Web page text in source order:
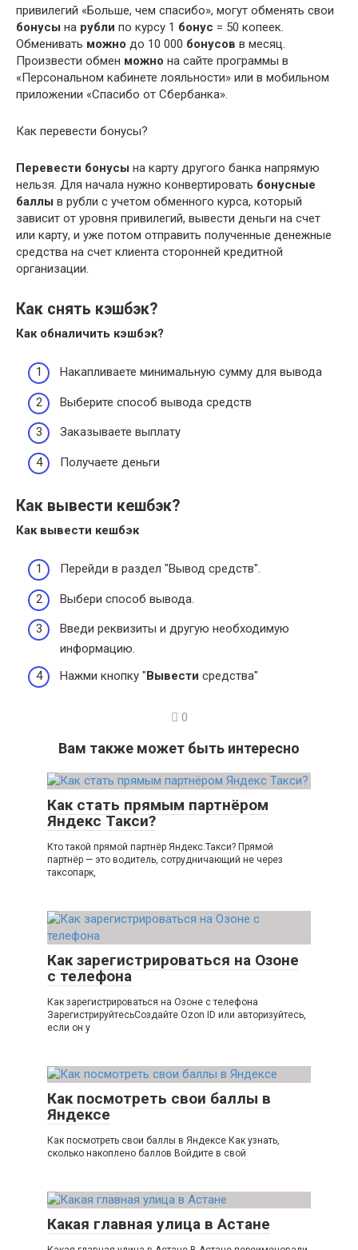
привилегий «Больше, чем спасибо», могут обменять свои
бонусы на рубли по курсу 1 бонус = 50 копеек.
Обменивать можно до 10 000 бонусов в месяц.
Произвести обмен можно на сайте программы в
«Персональном кабинете лояльности» или в мобильном
приложении «Спасибо от Сбербанка».
Как перевести бонусы?
Перевести бонусы на карту другого банка напрямую
нельзя. Для начала нужно конвертировать бонусные
баллы в рубли с учетом обменного курса, который
зависит от уровня привилегий, вывести деньги на счет
или карту, и уже потом отправить полученные денежные
средства на счет клиента сторонней кредитной
организации.
Как снять кэшбэк?
Как обналичить кэшбэк?
Накапливаете минимальную сумму для вывода
Выберите способ вывода средств
Заказываете выплату
Получаете деньги
Как вывести кешбэк?
Как вывести кешбэк
Перейди в раздел "Вывод средств".
Выбери способ вывода.
Введи реквизиты и другую необходимую
информацию.
Нажми кнопку "Вывести средства"
0
Вам также может быть интересно
Как стать прямым партнёром
Яндекс Такси?
Кто такой прямой партнёр Яндекс.Такси? Прямой
партнёр — это водитель, сотрудничающий не через
таксопарк,
Как зарегистрироваться на Озоне
с телефона
Как зарегистрироваться на Озоне с телефона
ЗарегистрируйтесьСоздайте Ozon ID или авторизуйтесь,
если он у
Как посмотреть свои баллы в
Яндексе
Как посмотреть свои баллы в Яндексе Как узнать,
сколько накоплено баллов Войдите в свой
Какая главная улица в Астане